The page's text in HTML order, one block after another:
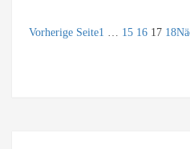
Vorherige Seite1 … 15 16 17 18